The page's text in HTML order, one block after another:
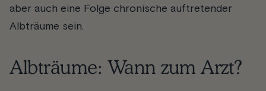
aber auch eine Folge chronische auftretender
Albträume sein.
Albträume: Wann zum Arzt?